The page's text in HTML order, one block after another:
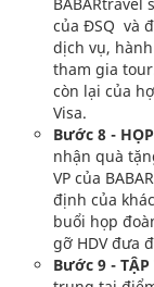
của ĐSQ và
dịch vụ,
tham gia
còn lại của
Visa.
Bước 8 -
nhận quà
VP của
định của
buổi họp
gỡ HDV đưa
Bước 9 -